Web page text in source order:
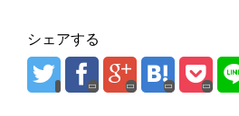
シェアする